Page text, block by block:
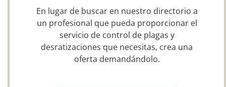
En lugar de buscar en nuestro directorio a
un profesional que pueda proporcionar el
servicio de control de plagas y
desratizaciones que necesitas, crea una
oferta demandándolo.